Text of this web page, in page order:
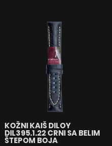
KOŽNI KAIŠ DILOY
DIL395.1.22 CRNI SA BELIM
ŠTEPOM BOJA